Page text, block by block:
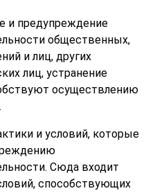
и предупреждение
общественных,
и лиц, других
лиц, устранение
осуществлению
и условий, которые
Сюда входит
способствующих